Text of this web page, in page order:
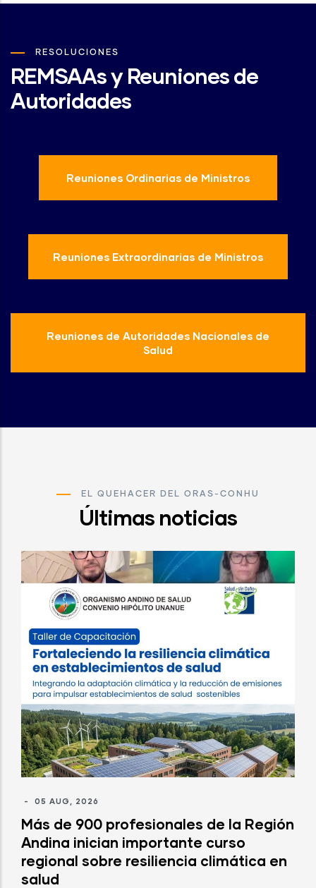
RESOLUCIONES
REMSAAs y Reuniones de
Autoridades
Reuniones Ordinarias de Ministros
Reuniones Extraordinarias de Ministros
Reuniones de Autoridades Nacionales de
Salud
EL QUEHACER DEL ORAS-CONHU
Últimas noticias
- 05 AUG, 2026
Más de 900 profesionales de la Región
Andina inician importante curso
regional sobre resiliencia climática en
salud